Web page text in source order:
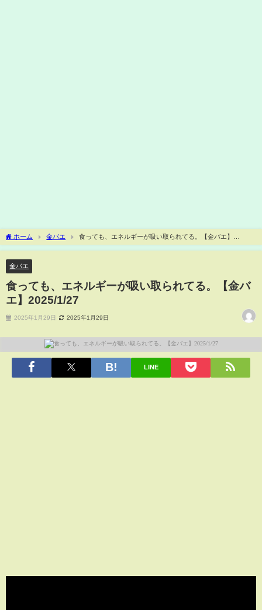
ホーム 金バエ
食っても、エネルギーが吸い取られてる。【金バエ】
2025/1/27
金バエ
食っても、エネルギーが吸い取られてる。【金バ
エ】2025/1/27
2025年1月29日 2025年1月29日
LINE